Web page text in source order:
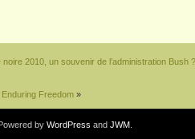
2010, un souvenir de l’administration Bush ?
Freedom »
by WordPress and JWM